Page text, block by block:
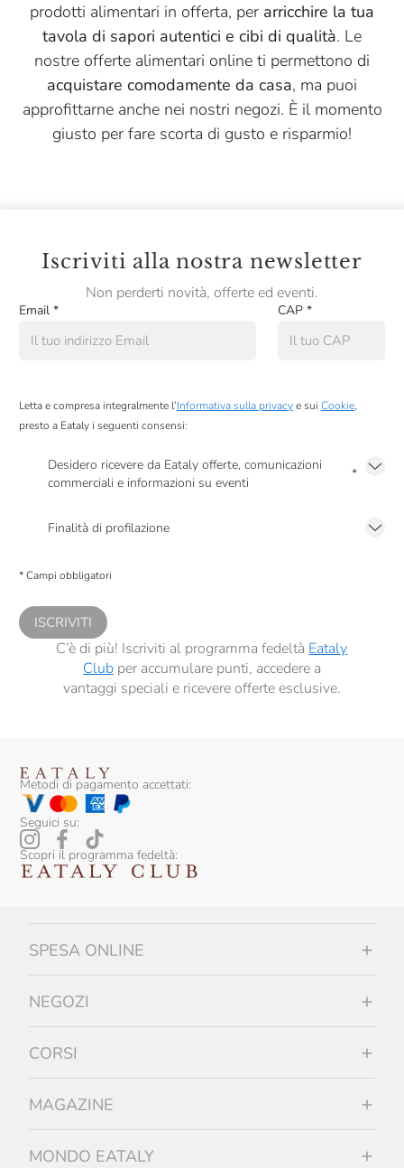
Montanaro
Niasca Portofino
Nonino
Opperbacco
Pastificio Di Treviso
Pellegrino
Peroni
Poggio Al Tesoro
RealTea
Riso Del Falasco
Rocca Di Frassinello
Salmon & Co
Sangiolaro
Santa Tea
Scyavuru
Sicily Food
Silvio Carta
Sirch
Slow Food Editore Per Eataly
Sullali
Tenuta Rapitalà
prodotti alimentari in offerta, per arricchire la tua
tavola di sapori autentici e cibi di qualità. Le
nostre offerte alimentari online ti permettono di
acquistare comodamente da casa, ma puoi
approfittarne anche nei nostri negozi. È il momento
giusto per fare scorta di gusto e risparmio!
Iscriviti alla nostra newsletter
Non perderti novità, offerte ed eventi.
Email * CAP *
Letta e compresa integralmente l’Informativa sulla privacye sui Cookie,
presto a Eataly i seguenti consensi:
Desidero ricevere da Eataly offerte, comunicazioni
commerciali e informazioni su eventi
*
Finalità di profilazione
comunicazioni commerciali personalizzate, in caso di consenso prestato ai
* Campi obbligatori
ISCRIVITI
C’è di più! Iscriviti al programma fedeltà Eataly
Clubper accumulare punti, accedere a
vantaggi speciali e ricevere offerte esclusive.
Metodi di pagamento accettati:
Seguici su:
Scopri il programma fedeltà:
SPESA ONLINE
NEGOZI
CORSI
MAGAZINE
MONDO EATALY